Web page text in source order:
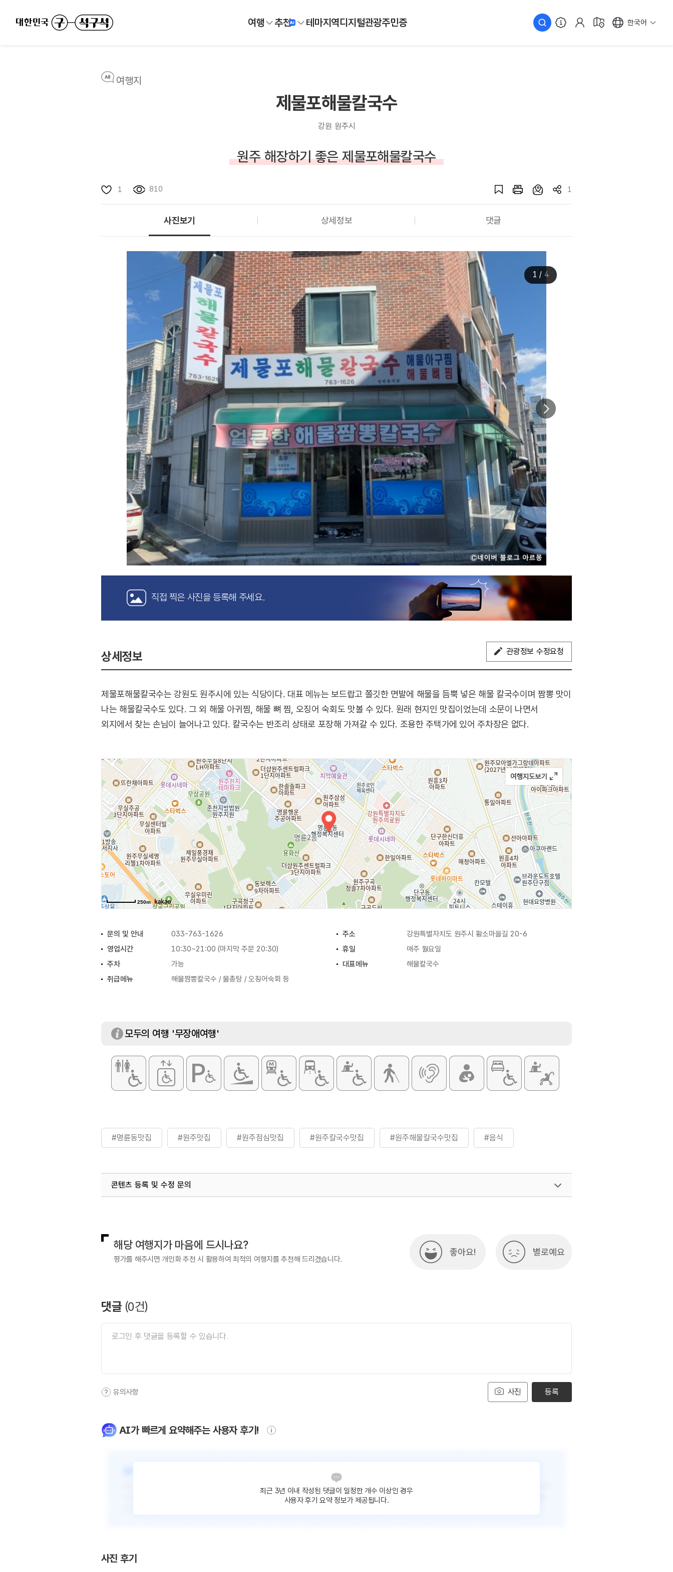
여행 추천 테마지역디지털관광주민증 한국어
여행지
제물포해물칼국수
강원 원주시
원주 해장하기 좋은 제물포해물칼국수
1 810 1
사진보기 상세정보 댓글
1 / 4
직접 찍은 사진을 등록해 주세요.
상세정보 관광정보 수정요청
제물포해물칼국수는 강원도 원주시에 있는 식당이다. 대표 메뉴는 보드랍고 쫄깃한 면발에 해물을 듬뿍 넣은 해물 칼국수이며 짬뽕 맛이
나는 해물칼국수도 있다. 그 외 해물 아귀찜, 해물 뼈 찜, 오징어 숙회도 맛볼 수 있다. 원래 현지인 맛집이었는데 소문이 나면서
외지에서 찾는 손님이 늘어나고 있다. 칼국수는 반조리 상태로 포장해 가져갈 수 있다. 조용한 주택가에 있어 주차장은 없다.
250m
문의 및 안내 033-763-1626 주소
강원특별자치도 원주시 황소마을길 20-6
영업시간
10:30~21:00 (마지막 주문 20:30) 휴일
매주 월요일
주차
가능 대표메뉴
해물칼국수
취급메뉴
해물짬뽕칼국수 / 물총탕 / 오징어숙회 등
모두의 여행 '무장애여행'
#명륜동맛집 #원주맛집 #원주점심맛집 #원주칼국수맛집 #원주해물칼국수맛집 #음식
콘텐츠 등록 및 수정 문의
해당 여행지가 마음에 드시나요?
평가를 해주시면 개인화 추천 시 활용하여 최적의 여행지를 추천해 드리겠습니다.
좋아요! 별로예요
댓글 (0건)
사진
유의사항 등록
AI가 빠르게 요약해주는 사용자 후기!
최근 3년 이내 작성된 댓글이 일정한 개수 이상인 경우
사용자 후기 요약 정보가 제공됩니다.
사진 후기